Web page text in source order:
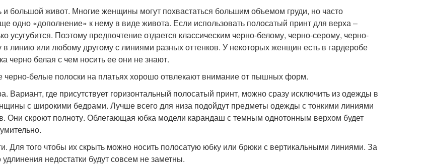
большой живот. Многие женщины могут похвастаться большим объемом груди, но часто
одно «дополнение» к нему в виде живота. Если использовать полосатый принт для верха –
усугубится. Поэтому предпочтение отдается классическим черно-белому, черно-серому, черно-
в линию или любому другому с линиями разных оттенков. У некоторых женщин есть в гардеробе
черно белая с чем носить ее они не знают.
черно-белые полоски на платьях хорошо отвлекают внимание от пышных форм.
Вариант, где присутствует горизонтальный полосатый принт, можно сразу исключить из одежды в
с широкими бедрами. Лучше всего для низа подойдут предметы одежды с тонкими линиями
Они скроют полноту. Облегающая юбка модели карандаш с темным однотонным верхом будет
Для того чтобы их скрыть можно носить полосатую юбку или брюки с вертикальными линиями. За
удлинения недостатки будут совсем не заметны.